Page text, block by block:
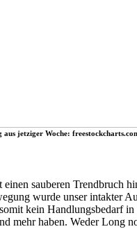
aus jetziger Woche:
sauberen Trendbruch
wurde unser intakter
kein Handlungsbedarf
mehr haben. Weder Long